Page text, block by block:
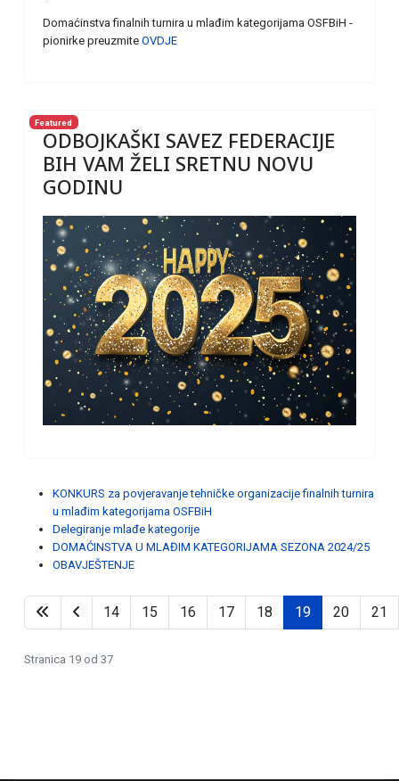
Domaćinstva finalnih turnira u mlađim kategorijama OSFBiH -
pionirke preuzmite OVDJE
Featured
ODBOJKAŠKI SAVEZ FEDERACIJE
BIH VAM ŽELI SRETNU NOVU
GODINU
KONKURS za povjeravanje tehničke organizacije finalnih turnira
u mlađim kategorijama OSFBiH
Delegiranje mlađe kategorije
DOMAĆINSTVA U MLAĐIM KATEGORIJAMA SEZONA 2024/25
OBAVJEŠTENJE
14 15 16 17 18 19 20 21
Stranica 19 od 37